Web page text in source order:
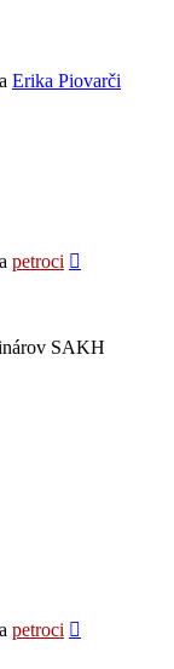
Erika Piovarči
petroci
SAKH
petroci